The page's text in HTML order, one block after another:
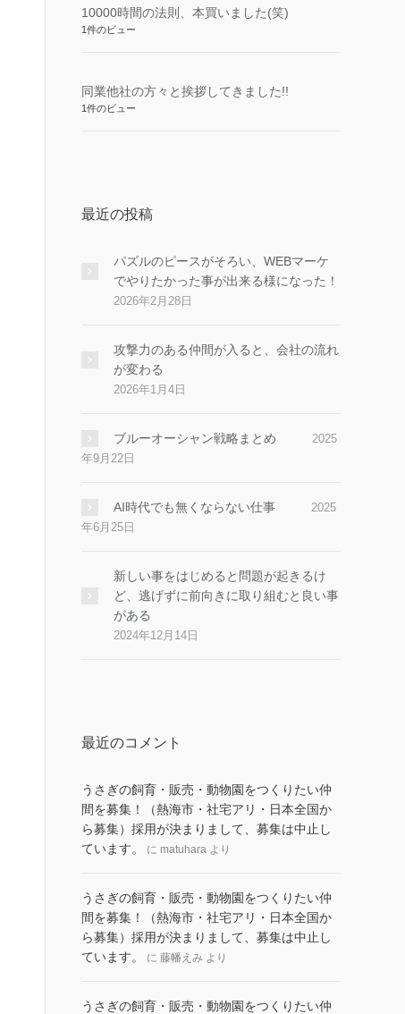
10000時間の法則、本買いました(笑)
1件のビュー
同業他社の方々と挨拶してきました!!
1件のビュー
最近の投稿
パズルのピースがそろい、WEBマーケ
でやりたかった事が出来る様になった！
2026年2月28日
攻撃力のある仲間が入ると、会社の流れ
が変わる
2026年1月4日
ブルーオーシャン戦略まとめ
2025
年9月22日
AI時代でも無くならない仕事
2025
年6月25日
新しい事をはじめると問題が起きるけ
ど、逃げずに前向きに取り組むと良い事
がある
2024年12月14日
最近のコメント
うさぎの飼育・販売・動物園をつくりたい仲
間を募集！（熱海市・社宅アリ・日本全国か
ら募集）採用が決まりまして、募集は中止し
ています。
に matuhara より
うさぎの飼育・販売・動物園をつくりたい仲
間を募集！（熱海市・社宅アリ・日本全国か
ら募集）採用が決まりまして、募集は中止し
ています。
に 藤幡えみ より
うさぎの飼育・販売・動物園をつくりたい仲